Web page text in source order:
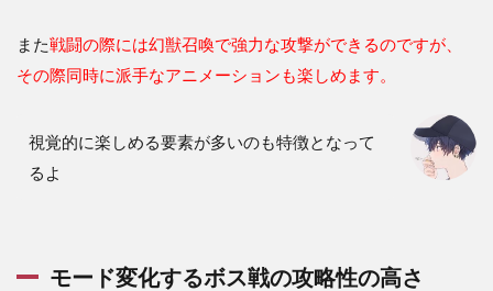
また戦闘の際には幻獣召喚で強力な攻撃ができるのですが、
その際同時に派手なアニメーションも楽しめます。
視覚的に楽しめる要素が多いのも特徴となって
るよ
モード変化するボス戦の攻略性の高さ